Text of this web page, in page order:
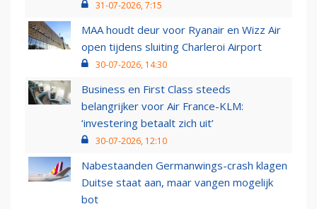
31-07-2026, 7:15
MAA houdt deur voor Ryanair en Wizz Air
open tijdens sluiting Charleroi Airport
30-07-2026, 14:30
Business en First Class steeds
belangrijker voor Air France-KLM:
‘investering betaalt zich uit’
30-07-2026, 12:10
Nabestaanden Germanwings-crash klagen
Duitse staat aan, maar vangen mogelijk
bot